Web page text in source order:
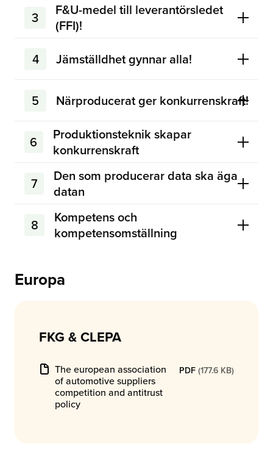
3
F&U-medel till leverantörsledet
(FFI)!
4
Jämställdhet gynnar alla!
5 Närproducerat ger konkurrenskraft!
6
Produktionsteknik skapar
konkurrenskraft
7
Den som producerar data ska äga
datan
8
Kompetens och
kompetensomställning
Europa
FKG & CLEPA
The european association
of automotive suppliers
competition and antitrust
policy
PDF (177.6 KB)